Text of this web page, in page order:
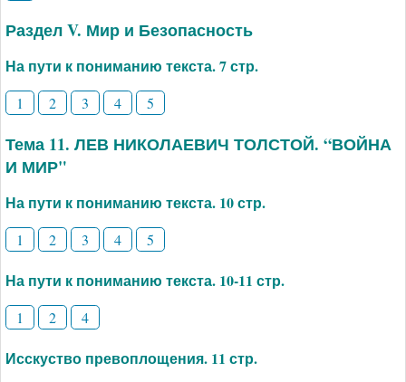
Раздел V. Мир и Безопасность
На пути к пониманию текста. 7 стр.
1 2 3 4 5
Тема 11. ЛЕВ НИКОЛАЕВИЧ ТОЛСТОЙ. “ВОЙНА
И МИР"
На пути к пониманию текста. 10 стр.
1 2 3 4 5
На пути к пониманию текста. 10-11 стр.
1 2 4
Исскуство превоплощения. 11 стр.